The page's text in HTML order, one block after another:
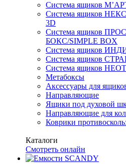
Система ящиков
Система ящиков
3D
Система ящиков
БОКС/SIMPLE BOX
Система ящиков
Система ящиков
Система ящиков
Метабоксы
Аксессуары для
Направляющие
Ящики под духовой
Направляющие для
Коврики
Каталоги
Смотреть онлайн